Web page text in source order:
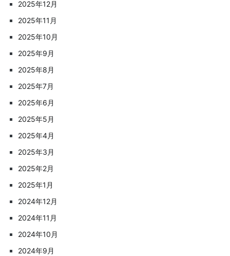
2025年12月
2025年11月
2025年10月
2025年9月
2025年8月
2025年7月
2025年6月
2025年5月
2025年4月
2025年3月
2025年2月
2025年1月
2024年12月
2024年11月
2024年10月
2024年9月